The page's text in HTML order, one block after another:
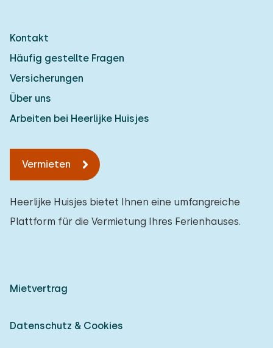
Kontakt
Häufig gestellte Fragen
Versicherungen
Über uns
Arbeiten bei Heerlijke Huisjes
Vermieten
Heerlijke Huisjes bietet Ihnen eine umfangreiche
Plattform für die Vermietung Ihres Ferienhauses.
Mietvertrag
Datenschutz & Cookies